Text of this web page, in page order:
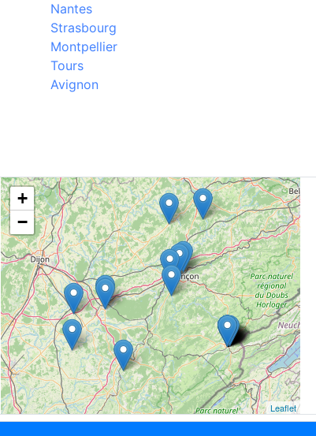
Nantes
Strasbourg
Montpellier
Tours
Avignon
+
−
Leaflet